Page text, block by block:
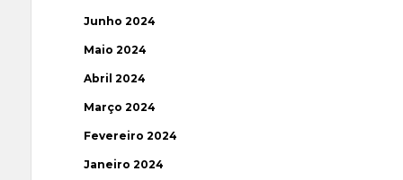
Junho 2024
Maio 2024
Abril 2024
Março 2024
Fevereiro 2024
Janeiro 2024